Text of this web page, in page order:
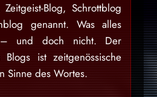
Blog, Schrottblog
genannt. Was alles
und doch nicht. Der
Blogs ist zeitgenössische
Sinne des Wortes.